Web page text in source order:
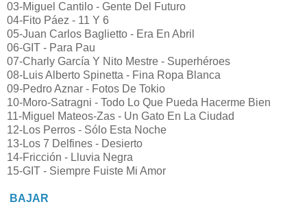
03-Miguel Cantilo - Gente Del Futuro
04-Fito Páez - 11 Y 6
05-Juan Carlos Baglietto - Era En Abril
06-GIT - Para Pau
07-Charly García Y Nito Mestre - Superhéroes
08-Luis Alberto Spinetta - Fina Ropa Blanca
09-Pedro Aznar - Fotos De Tokio
10-Moro-Satragni - Todo Lo Que Pueda Hacerme Bien
11-Miguel Mateos-Zas - Un Gato En La Ciudad
12-Los Perros - Sólo Esta Noche
13-Los 7 Delfines - Desierto
14-Fricción - Lluvia Negra
15-GIT - Siempre Fuiste Mi Amor
BAJAR